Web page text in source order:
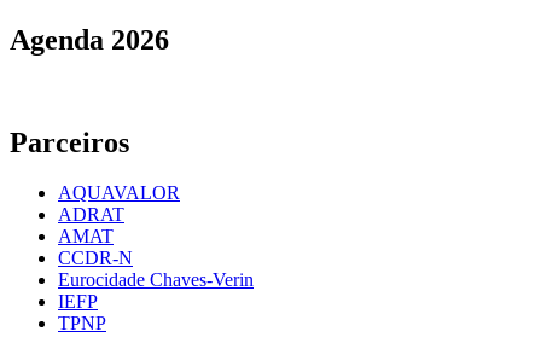
Agenda 2026
Parceiros
AQUAVALOR
ADRAT
AMAT
CCDR-N
Eurocidade Chaves-Verin
IEFP
TPNP